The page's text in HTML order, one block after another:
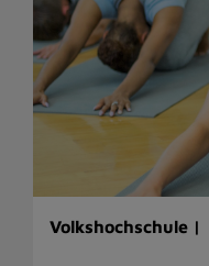
Volkshochschule |